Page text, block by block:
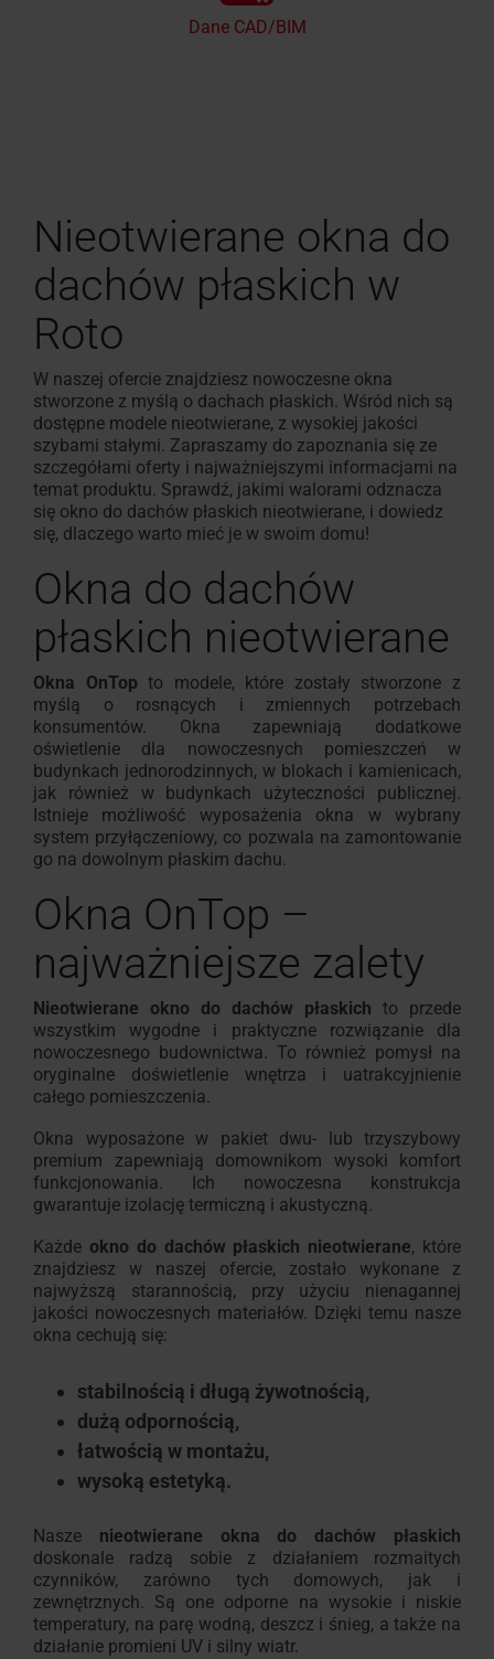
Dane CAD/BIM
Nieotwierane okna do
dachów płaskich w
Roto
W naszej ofercie znajdziesz nowoczesne okna
stworzone z myślą o dachach płaskich. Wśród nich są
dostępne modele nieotwierane, z wysokiej jakości
szybami stałymi. Zapraszamy do zapoznania się ze
szczegółami oferty i najważniejszymi informacjami na
temat produktu. Sprawdź, jakimi walorami odznacza
się okno do dachów płaskich nieotwierane, i dowiedz
się, dlaczego warto mieć je w swoim domu!
Okna do dachów
płaskich nieotwierane
Okna OnTop to modele, które zostały stworzone z
myślą o rosnących i zmiennych potrzebach
konsumentów. Okna zapewniają dodatkowe
oświetlenie dla nowoczesnych pomieszczeń w
budynkach jednorodzinnych, w blokach i kamienicach,
jak również w budynkach użyteczności publicznej.
Istnieje możliwość wyposażenia okna w wybrany
system przyłączeniowy, co pozwala na zamontowanie
go na dowolnym płaskim dachu.
Okna OnTop –
najważniejsze zalety
Nieotwierane okno do dachów płaskich to przede
wszystkim wygodne i praktyczne rozwiązanie dla
nowoczesnego budownictwa. To również pomysł na
oryginalne doświetlenie wnętrza i uatrakcyjnienie
całego pomieszczenia.
Okna wyposażone w pakiet dwu- lub trzyszybowy
premium zapewniają domownikom wysoki komfort
funkcjonowania. Ich nowoczesna konstrukcja
gwarantuje izolację termiczną i akustyczną.
Każde okno do dachów płaskich nieotwierane, które
znajdziesz w naszej ofercie, zostało wykonane z
najwyższą starannością, przy użyciu nienagannej
jakości nowoczesnych materiałów. Dzięki temu nasze
okna cechują się:
stabilnością i długą żywotnością,
dużą odpornością,
łatwością w montażu,
wysoką estetyką.
Nasze nieotwierane okna do dachów płaskich
doskonale radzą sobie z działaniem rozmaitych
czynników, zarówno tych domowych, jak i
zewnętrznych. Są one odporne na wysokie i niskie
temperatury, na parę wodną, deszcz i śnieg, a także na
działanie promieni UV i silny wiatr.